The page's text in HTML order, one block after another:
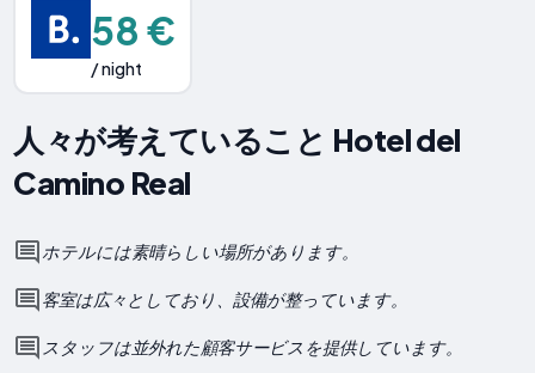
58 €
/ night
人々が考えていること Hotel del
Camino Real
ホテルには素晴らしい場所があります。
客室は広々としており、設備が整っています。
スタッフは並外れた顧客サービスを提供しています。